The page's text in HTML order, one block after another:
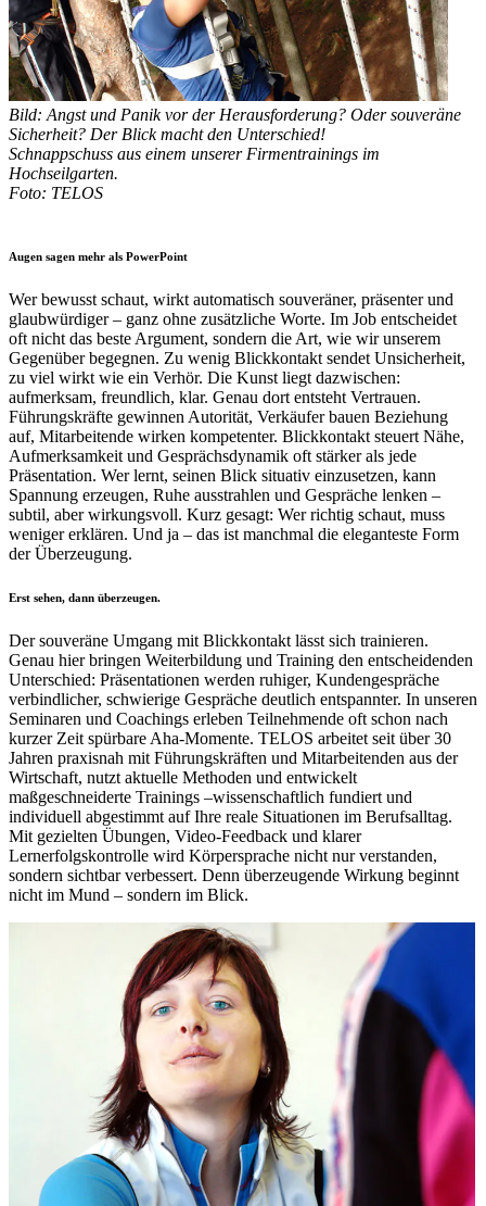
Bild: Angst und Panik vor der Herausforderung? Oder souveräne
Sicherheit? Der Blick macht den Unterschied!
Schnappschuss aus einem unserer Firmentrainings im
Hochseilgarten.
Foto: TELOS
Augen sagen mehr als PowerPoint
Wer bewusst schaut, wirkt automatisch souveräner, präsenter und
glaubwürdiger – ganz ohne zusätzliche Worte. Im Job entscheidet
oft nicht das beste Argument, sondern die Art, wie wir unserem
Gegenüber begegnen. Zu wenig Blickkontakt sendet Unsicherheit,
zu viel wirkt wie ein Verhör. Die Kunst liegt dazwischen:
aufmerksam, freundlich, klar. Genau dort entsteht Vertrauen.
Führungskräfte gewinnen Autorität, Verkäufer bauen Beziehung
auf, Mitarbeitende wirken kompetenter. Blickkontakt steuert Nähe,
Aufmerksamkeit und Gesprächsdynamik oft stärker als jede
Präsentation. Wer lernt, seinen Blick situativ einzusetzen, kann
Spannung erzeugen, Ruhe ausstrahlen und Gespräche lenken –
subtil, aber wirkungsvoll. Kurz gesagt: Wer richtig schaut, muss
weniger erklären. Und ja – das ist manchmal die eleganteste Form
der Überzeugung.
Erst sehen, dann überzeugen.
Der souveräne Umgang mit Blickkontakt lässt sich trainieren.
Genau hier bringen Weiterbildung und Training den entscheidenden
Unterschied: Präsentationen werden ruhiger, Kundengespräche
verbindlicher, schwierige Gespräche deutlich entspannter. In unseren
Seminaren und Coachings erleben Teilnehmende oft schon nach
kurzer Zeit spürbare Aha-Momente. TELOS arbeitet seit über 30
Jahren praxisnah mit Führungskräften und Mitarbeitenden aus der
Wirtschaft, nutzt aktuelle Methoden und entwickelt
maßgeschneiderte Trainings –wissenschaftlich fundiert und
individuell abgestimmt auf Ihre reale Situationen im Berufsalltag.
Mit gezielten Übungen, Video-Feedback und klarer
Lernerfolgskontrolle wird Körpersprache nicht nur verstanden,
sondern sichtbar verbessert. Denn überzeugende Wirkung beginnt
nicht im Mund – sondern im Blick.